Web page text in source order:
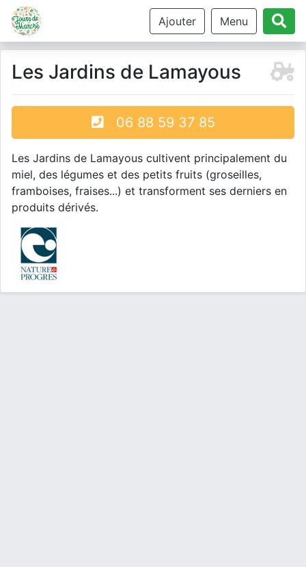
Ajouter Menu
Les Jardins de Lamayous
06 88 59 37 85
Les Jardins de Lamayous cultivent principalement du
miel, des légumes et des petits fruits (groseilles,
framboises, fraises...) et transforment ses derniers en
produits dérivés.